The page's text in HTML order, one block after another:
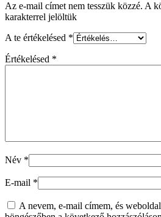
Az e-mail címet nem tesszük közzé. A
karakterrel jelöltük
A te értékelésed *
Értékelésed *
Név *
E-mail *
A nevem, e-mail címem, és